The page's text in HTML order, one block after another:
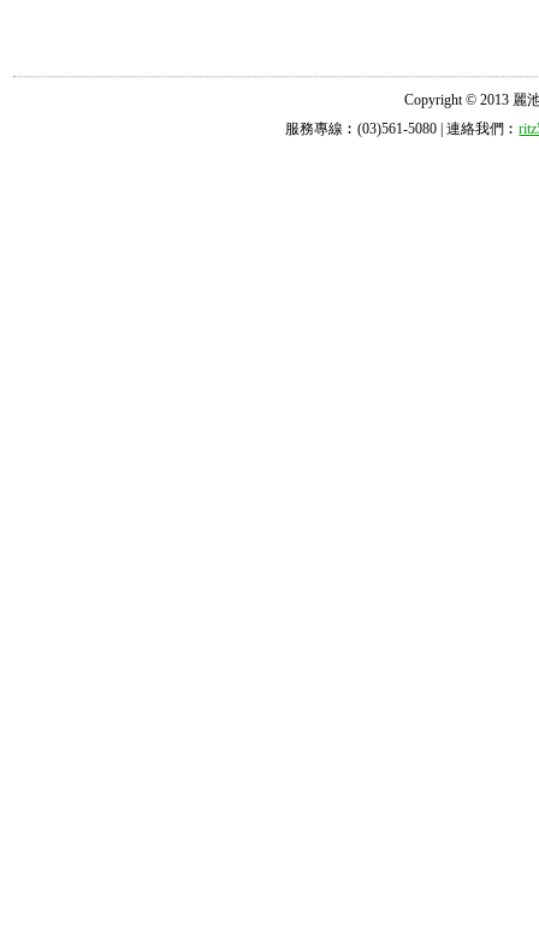
Copyright © 2013 麗
服務專線︰(03)561-5080 | 連絡我們︰